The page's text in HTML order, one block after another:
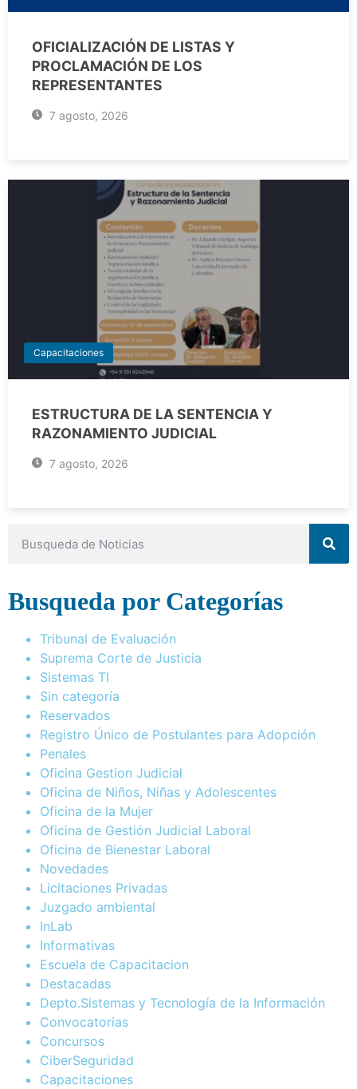
OFICIALIZACIÓN DE LISTAS Y
PROCLAMACIÓN DE LOS
REPRESENTANTES
7 agosto, 2026
Capacitaciones
ESTRUCTURA DE LA SENTENCIA Y
RAZONAMIENTO JUDICIAL
7 agosto, 2026
Busqueda por Categorías
Tribunal de Evaluación
Suprema Corte de Justicia
Sistemas TI
Sin categoría
Reservados
Registro Único de Postulantes para Adopción
Penales
Oficina Gestion Judicial
Oficina de Niños, Niñas y Adolescentes
Oficina de la Mujer
Oficina de Gestión Judicial Laboral
Oficina de Bienestar Laboral
Novedades
Licitaciones Privadas
Juzgado ambiental
InLab
Informativas
Escuela de Capacitacion
Destacadas
Depto.Sistemas y Tecnología de la Información
Convocatorias
Concursos
CiberSeguridad
Capacitaciones